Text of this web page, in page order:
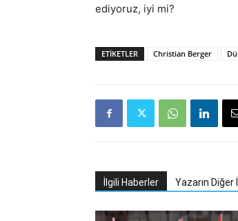
ediyoruz, iyi mi?
ETIKETLER Christian Berger
İlgili Haberler Yazarın Diğer